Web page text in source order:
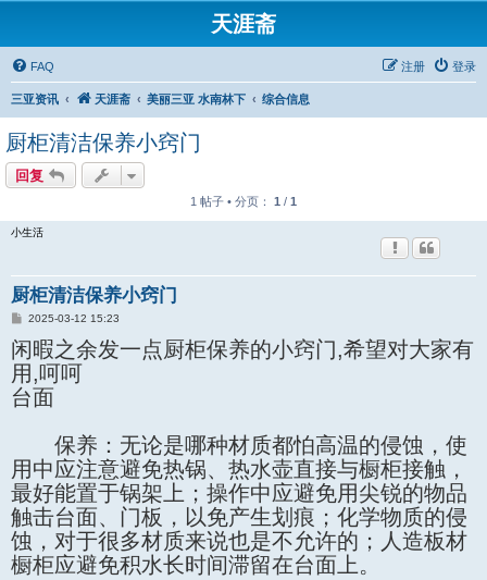
天涯斋
FAQ 登录
注册
三亚资讯 天涯斋 美丽三亚 水南林下 综合信息
厨柜清洁保养小窍门
回复
1 帖子 • 分页： 1 / 1
小生活
厨柜清洁保养小窍门
帖
2025-03-12 15:23
闲暇之余发一点厨柜保养的小窍门,希望对大家有
用,呵呵
台面
保养：无论是哪种材质都怕高温的侵蚀，使
用中应注意避免热锅、热水壶直接与橱柜接触，
最好能置于锅架上；操作中应避免用尖锐的物品
触击台面、门板，以免产生划痕；化学物质的侵
蚀，对于很多材质来说也是不允许的；人造板材
橱柜应避免积水长时间滞留在台面上。